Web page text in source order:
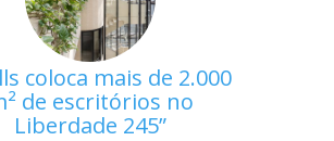
coloca mais de 2.000
de escritórios no
Liberdade 245